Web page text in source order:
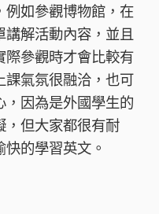
例如參觀博物館，在
解活動內容，並且
際參觀時才會比較有
課氣氛很融洽，也可
因為是外國學生的
，但大家都很有耐
的學習英文。